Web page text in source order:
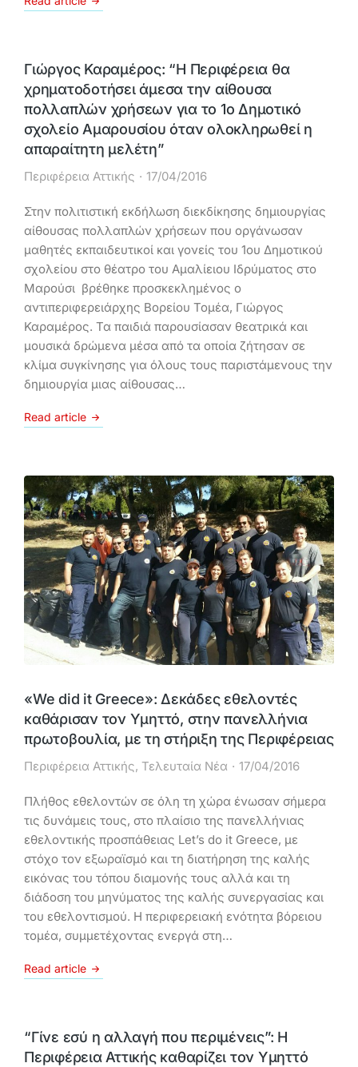
Γιώργος Καραμέρος: “Η Περιφέρεια θα
χρηματοδοτήσει άμεσα την αίθουσα
πολλαπλών χρήσεων για το 1ο Δημοτικό
σχολείο Αμαρουσίου όταν ολοκληρωθεί η
απαραίτητη μελέτη”
Περιφέρεια Αττικής 17/04/2016
Στην πολιτιστική εκδήλωση διεκδίκησης δημιουργίας
αίθουσας πολλαπλών χρήσεων που οργάνωσαν
μαθητές εκπαιδευτικοί και γονείς του 1ου Δημοτικού
σχολείου στο θέατρο του Αμαλίειου Ιδρύματος στο
Μαρούσι βρέθηκε προσκεκλημένος ο
αντιπεριφερειάρχης Βορείου Τομέα, Γιώργος
Καραμέρος. Τα παιδιά παρουσίασαν θεατρικά και
μουσικά δρώμενα μέσα από τα οποία ζήτησαν σε
κλίμα συγκίνησης για όλους τους παριστάμενους την
δημιουργία μιας αίθουσας…
Read article
«We did it Greece»: Δεκάδες εθελοντές
καθάρισαν τον Υμηττό, στην πανελλήνια
πρωτοβουλία, με τη στήριξη της Περιφέρειας
Περιφέρεια Αττικής, Τελευταία Νέα 17/04/2016
Πλήθος εθελοντών σε όλη τη χώρα ένωσαν σήμερα
τις δυνάμεις τους, στο πλαίσιο της πανελλήνιας
εθελοντικής προσπάθειας Let’s do it Greece, με
στόχο τον εξωραϊσμό και τη διατήρηση της καλής
εικόνας του τόπου διαμονής τους αλλά και τη
διάδοση του μηνύματος της καλής συνεργασίας και
του εθελοντισμού. Η περιφερειακή ενότητα βόρειου
τομέα, συμμετέχοντας ενεργά στη…
Read article
“Γίνε εσύ η αλλαγή που περιμένεις”: Η
Περιφέρεια Αττικής καθαρίζει τον Υμηττό